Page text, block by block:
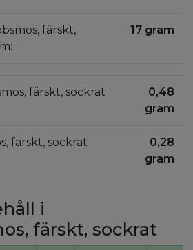
färskt,
17 gram
färskt, sockrat
0,48
gram
färskt, sockrat
0,28
gram
i
färskt, sockrat